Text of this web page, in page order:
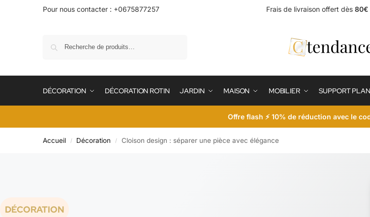
Pour nous contacter : +0675877257 Frais de livraison offert dès 80€
DÉCORATION DÉCORATION ROTIN JARDIN MAISON MOBILIER SUPPORT
Offre flash ⚡ 10% de réduction avec le
Accueil / Décoration / Cloison design : séparer une pièce avec élégance
DÉCORATION